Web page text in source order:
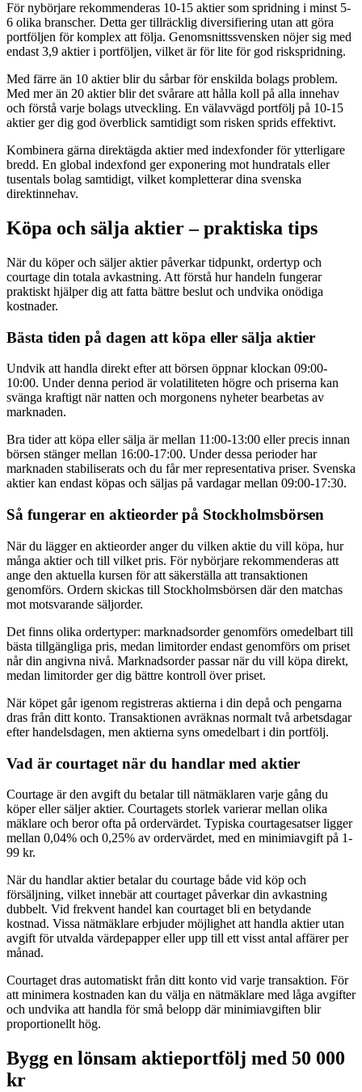
För nybörjare rekommenderas 10-15 aktier som spridning i minst 5-
6 olika branscher. Detta ger tillräcklig diversifiering utan att göra
portföljen för komplex att följa. Genomsnittssvensken nöjer sig med
endast 3,9 aktier i portföljen, vilket är för lite för god riskspridning.
Med färre än 10 aktier blir du sårbar för enskilda bolags problem.
Med mer än 20 aktier blir det svårare att hålla koll på alla innehav
och förstå varje bolags utveckling. En välavvägd portfölj på 10-15
aktier ger dig god överblick samtidigt som risken sprids effektivt.
Kombinera gärna direktägda aktier med indexfonder för ytterligare
bredd. En global indexfond ger exponering mot hundratals eller
tusentals bolag samtidigt, vilket kompletterar dina svenska
direktinnehav.
Köpa och sälja aktier – praktiska tips
När du köper och säljer aktier påverkar tidpunkt, ordertyp och
courtage din totala avkastning. Att förstå hur handeln fungerar
praktiskt hjälper dig att fatta bättre beslut och undvika onödiga
kostnader.
Bästa tiden på dagen att köpa eller sälja aktier
Undvik att handla direkt efter att börsen öppnar klockan 09:00-
10:00. Under denna period är volatiliteten högre och priserna kan
svänga kraftigt när natten och morgonens nyheter bearbetas av
marknaden.
Bra tider att köpa eller sälja är mellan 11:00-13:00 eller precis innan
börsen stänger mellan 16:00-17:00. Under dessa perioder har
marknaden stabiliserats och du får mer representativa priser. Svenska
aktier kan endast köpas och säljas på vardagar mellan 09:00-17:30.
Så fungerar en aktieorder på Stockholmsbörsen
När du lägger en aktieorder anger du vilken aktie du vill köpa, hur
många aktier och till vilket pris. För nybörjare rekommenderas att
ange den aktuella kursen för att säkerställa att transaktionen
genomförs. Ordern skickas till Stockholmsbörsen där den matchas
mot motsvarande säljorder.
Det finns olika ordertyper: marknadsorder genomförs omedelbart till
bästa tillgängliga pris, medan limitorder endast genomförs om priset
når din angivna nivå. Marknadsorder passar när du vill köpa direkt,
medan limitorder ger dig bättre kontroll över priset.
När köpet går igenom registreras aktierna i din depå och pengarna
dras från ditt konto. Transaktionen avräknas normalt två arbetsdagar
efter handelsdagen, men aktierna syns omedelbart i din portfölj.
Vad är courtaget när du handlar med aktier
Courtage är den avgift du betalar till nätmäklaren varje gång du
köper eller säljer aktier. Courtagets storlek varierar mellan olika
mäklare och beror ofta på ordervärdet. Typiska courtagesatser ligger
mellan 0,04% och 0,25% av ordervärdet, med en minimiavgift på 1-
99 kr.
När du handlar aktier betalar du courtage både vid köp och
försäljning, vilket innebär att courtaget påverkar din avkastning
dubbelt. Vid frekvent handel kan courtaget bli en betydande
kostnad. Vissa nätmäklare erbjuder möjlighet att handla aktier utan
avgift för utvalda värdepapper eller upp till ett visst antal affärer per
månad.
Courtaget dras automatiskt från ditt konto vid varje transaktion. För
att minimera kostnaden kan du välja en nätmäklare med låga avgifter
och undvika att handla för små belopp där minimiavgiften blir
proportionellt hög.
Bygg en lönsam aktieportfölj med 50 000
kr